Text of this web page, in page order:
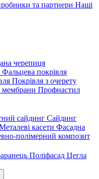
та партнери Наші
черепиця
Фальцева покрівля
Покрівля з очерету
Профнастил
сайдинг Сайдинг
касети Фасадна
полімерний композит
Поліфасад Цегла